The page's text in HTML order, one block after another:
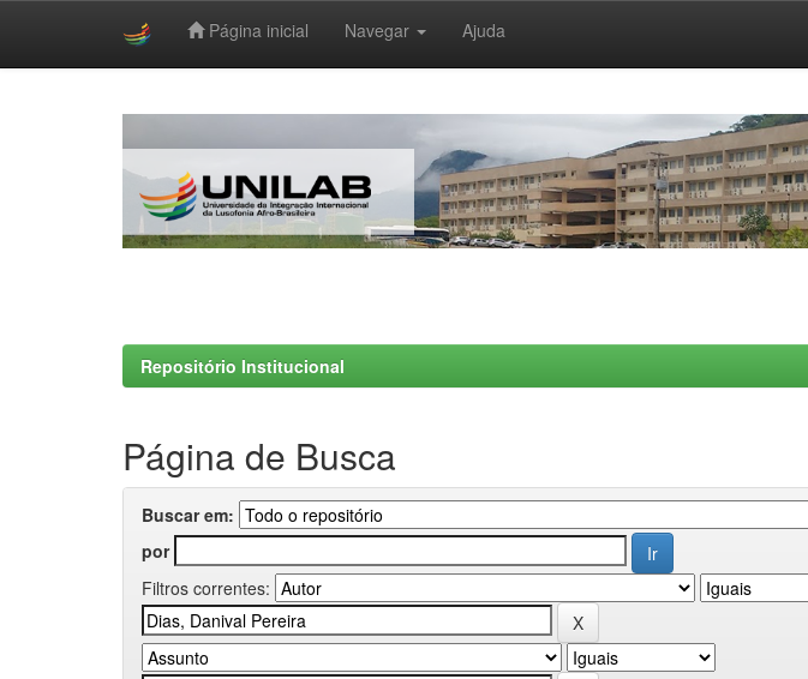
Página inicial Navegar Ajuda
Repositório Institucional
Página de Busca
Buscar em:
por
Filtros correntes: